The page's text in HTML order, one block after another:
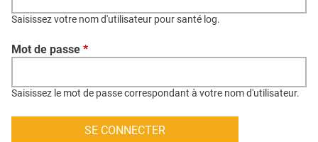
CONTACT
CRÉDITS
Saisissez votre nom d'utilisateur pour santé log.
Mot de passe *
Saisissez le mot de passe correspondant à votre nom d'utilisateur.